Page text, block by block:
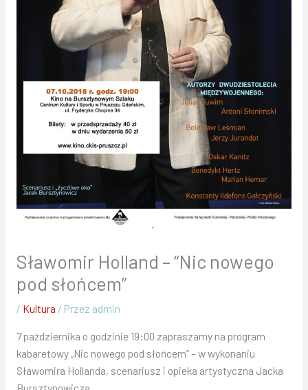
Sławomir Holland – “Nic nowego
pod słońcem”
/ Kultura / Przez admin
7 października o godzinie 19:00 zapraszamy na program
kabaretowy „Nic nowego pod słońcem” – w wykonaniu
Sławomira Hollanda, scenariusz i opieka artystyczna Jacka